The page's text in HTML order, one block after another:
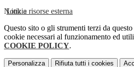
Link a risorse esterna
Notizie
Questo sito o gli strumenti terzi da
cookie necessari al funzionamento ed
COOKIE POLICY.
Personalizza Rifiuta tutti i cookies